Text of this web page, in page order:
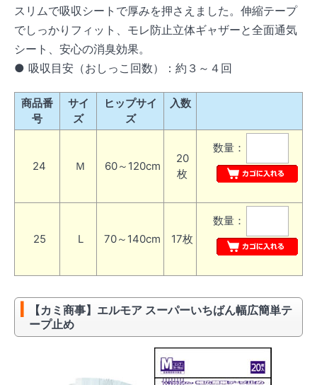
スリムで吸収シートで厚みを押さえました。伸縮テープ
でしっかりフィット、モレ防止立体ギャザーと全面通気
シート、安心の消臭効果。
● 吸収目安（おしっこ回数）：約３～４回
商品番
号
サイ
ズ
ヒップサイ
ズ
入数
24 Ｍ 60～120cm
20
枚
数量：
25 L 70～140cm 17枚
数量：
【カミ商事】エルモア スーパーいちばん幅広簡単テ
ープ止め